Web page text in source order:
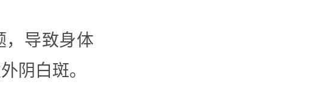
，导致身体
阴白斑。